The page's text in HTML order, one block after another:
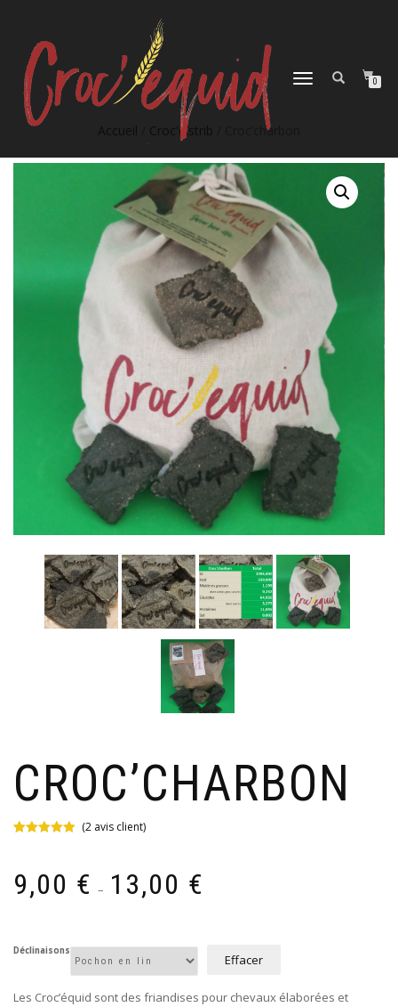
DÉPLIER
0
Croc'distrib / Croc’charbon
CROC’CHARBON
notations
client
(2avis client)
9,00 € – 13,00 €
Déclinaisons
Effacer
Les Croc’équid sont des friandises pour chevaux élaborées et